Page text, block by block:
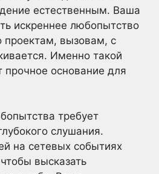
естественным. Ваша
искреннее любопытство
проектам, вызовам, с
Именно такой
основание для
требует
слушания.
на сетевых событиях
высказать